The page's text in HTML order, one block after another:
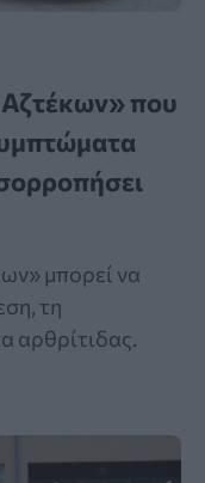
που
μπορεί να
τη
αρθρίτιδας.